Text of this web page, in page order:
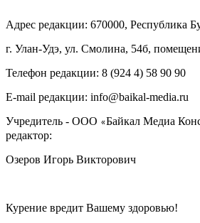
Адрес редакции: 670000, Республика
г. Улан-Удэ, ул. Смолина, 54б,
Телефон редакции: ‎‎8 (924 4) 58 90 90
E-mail редакции: info@baikal-media.ru
Учредитель - ООО «Байкал Медиа
редактор:
Озеров Игорь Викторович
Курение вредит Вашему здоровью!